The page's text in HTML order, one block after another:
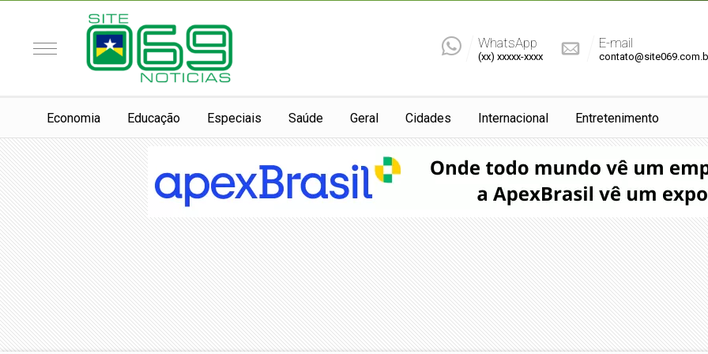
E-mail
WhatsApp
(xx) xxxxx-xxxx
Economia Educação Especiais Saúde Geral Cidades Internacional Entretenimento